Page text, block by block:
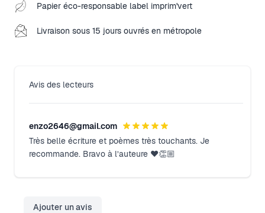
Papier éco-responsable label imprim'vert
Livraison sous 15 jours ouvrés en métropole
Avis des lecteurs
enzo2646@gmail.com
Très belle écriture et poèmes très touchants. Je
recommande. Bravo à l’auteure ❤️👏🏼
Ajouter un avis
Close modal